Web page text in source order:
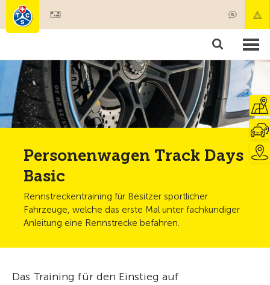
Produkte & Angebote
Personenwagen Track Days
Basic
Rennstreckentraining für Besitzer sportlicher
Fahrzeuge, welche das erste Mal unter fachkundiger
Anleitung eine Rennstrecke befahren.
Das Training für den Einstieg auf